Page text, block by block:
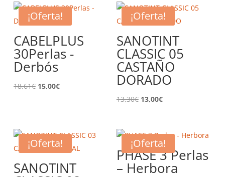
¡Oferta!
CABELPLUS
30Perlas -
Derbós
18,61€ El
18,61€.
15,00€El
15,00€.
¡Oferta!
SANOTINT
CLASSIC 05
CASTAÑO
DORADO
13,30€ El
era:
13,30€.
13,00€El
es:
13,00€.
¡Oferta!
SANOTINT
¡Oferta!
PHASE 3 Perlas
– Herbora